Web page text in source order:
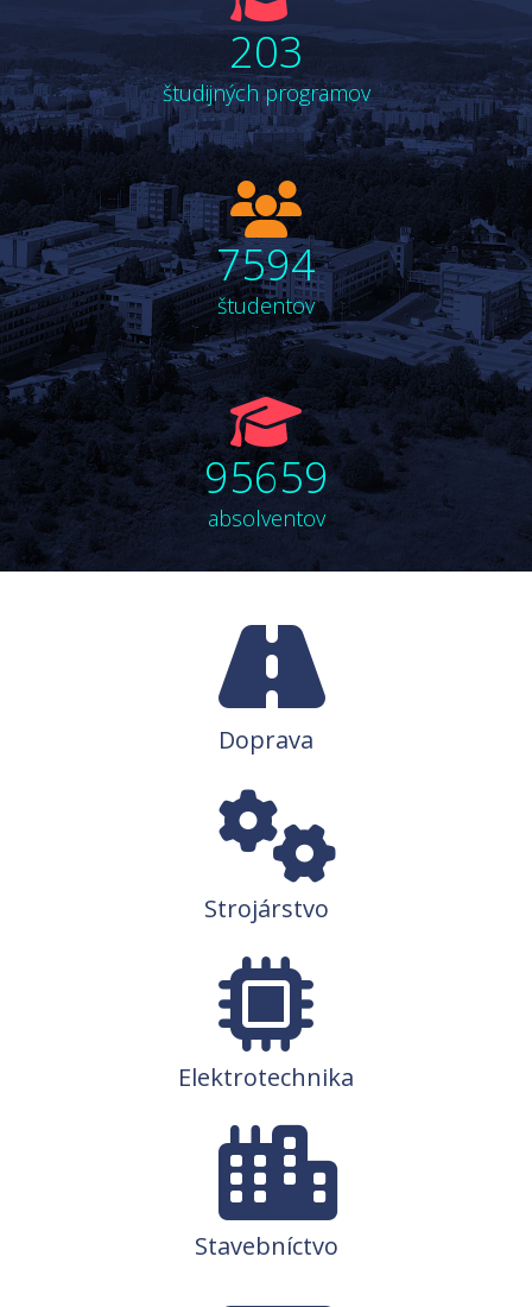
graduation-
203
študijných programov
fa
fa-
users
7594
študentov
fa
fa-
graduation-
cap
95659
absolventov
Doprava
Strojárstvo
Elektrotechnika
Stavebníctvo